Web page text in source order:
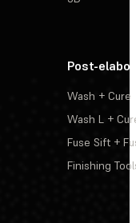
Post-
Wash + Cure
Wash L +
Fuse Sift +
Finishing